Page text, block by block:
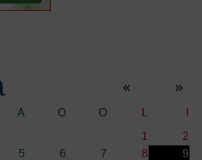
« »
A O O
1
2
5 6 7 8
9